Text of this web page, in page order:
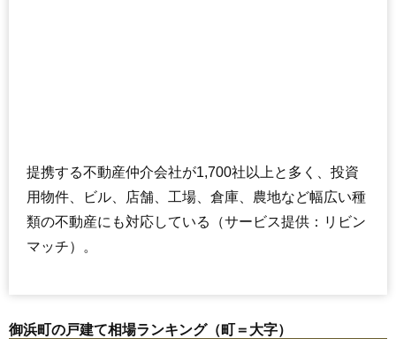
提携する不動産仲介会社が1,700社以上と多く、投資
用物件、ビル、店舗、工場、倉庫、農地など幅広い種
類の不動産にも対応している（サービス提供：リビン
マッチ）。
御浜町の戸建て相場ランキング（町＝大字）